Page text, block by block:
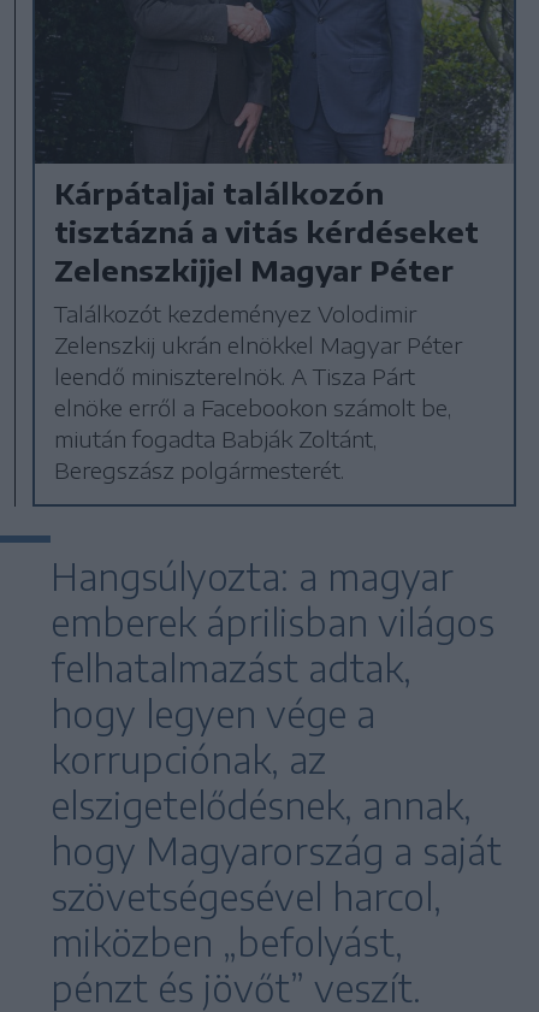
Kárpátaljai találkozón
tisztázná a vitás kérdéseket
Zelenszkijjel Magyar Péter
Találkozót kezdeményez Volodimir
Zelenszkij ukrán elnökkel Magyar Péter
leendő miniszterelnök. A Tisza Párt
elnöke erről a Facebookon számolt be,
miután fogadta Babják Zoltánt,
Beregszász polgármesterét.
Hangsúlyozta: a magyar
emberek áprilisban világos
felhatalmazást adtak,
hogy legyen vége a
korrupciónak, az
elszigetelődésnek, annak,
hogy Magyarország a saját
szövetségesével harcol,
miközben „befolyást,
pénzt és jövőt” veszít.